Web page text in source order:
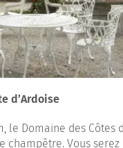
d’Ardoise
le Domaine des Côtes
champêtre. Vous